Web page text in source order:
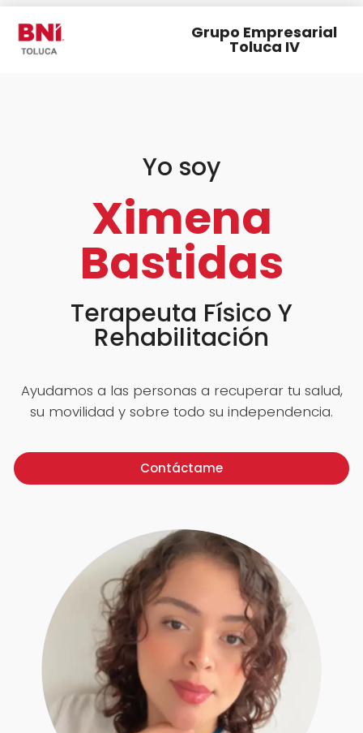
Grupo Empresarial
Toluca IV
Yo soy
Ximena
Bastidas
Terapeuta Físico Y
Rehabilitación
Ayudamos a las personas a recuperar tu salud,
su movilidad y sobre todo su independencia.
Contáctame